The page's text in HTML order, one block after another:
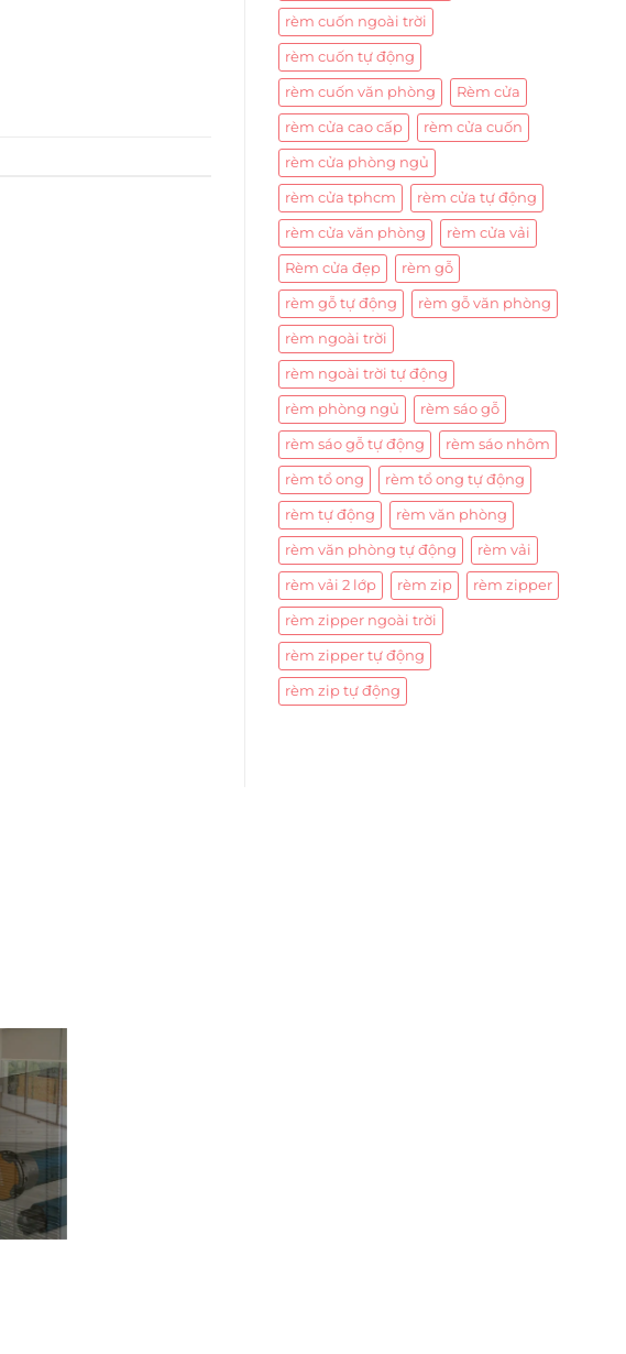
rèm cuốn ngoài trời
rèm cuốn tự động
rèm cuốn văn phòng Rèm cửa
rèm cửa cao cấp rèm cửa cuốn
rèm cửa phòng ngủ
rèm cửa tphcm rèm cửa tự động
rèm cửa văn phòng rèm cửa vải
Rèm cửa đẹp rèm gỗ
rèm gỗ tự động rèm gỗ văn phòng
rèm ngoài trời
rèm ngoài trời tự động
rèm phòng ngủ rèm sáo gỗ
rèm sáo gỗ tự động rèm sáo nhôm
rèm tổ ong rèm tổ ong tự động
rèm tự động rèm văn phòng
rèm văn phòng tự động rèm vải
rèm vải 2 lớp rèm zip rèm zipper
rèm zipper ngoài trời
rèm zipper tự động
rèm zip tự động